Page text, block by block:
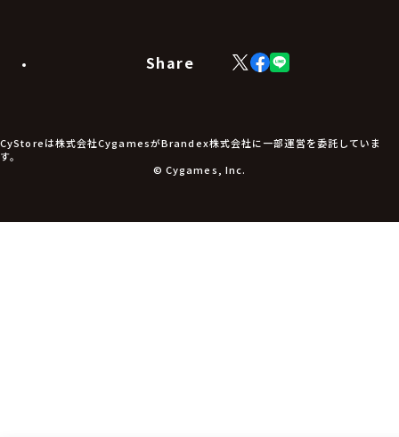
食品・飲料品
アパレル小物
アクセサリー
Share
X
(Twitter)
Facebook
LINE
CyStoreは株式会社CygamesがBrandex株式会社に一部運営を委託していま
す。
© Cygames, Inc.